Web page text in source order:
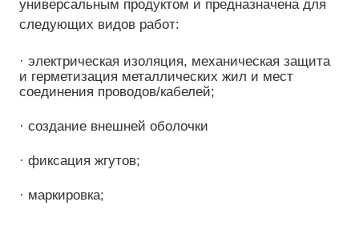
универсальным продуктом и предназначена для
следующих видов работ:
· электрическая изоляция, механическая защита
и герметизация металлических жил и мест
соединения проводов/кабелей;
· создание внешней оболочки
· фиксация жгутов;
· маркировка;